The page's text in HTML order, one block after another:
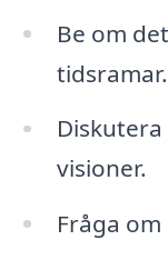
Be om
tidsramar.
visioner.
Fråga